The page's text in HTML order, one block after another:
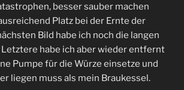
besser sauber machen
Platz bei der Ernte der
Bild habe ich noch die langen
habe ich aber wieder entfernt
Pumpe für die Würze einsetze und
liegen muss als mein Braukessel.